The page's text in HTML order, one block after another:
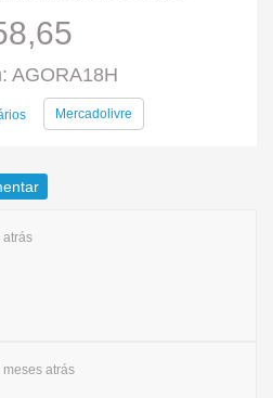
AGORA18H
Mercadolivre
atrás
meses atrás